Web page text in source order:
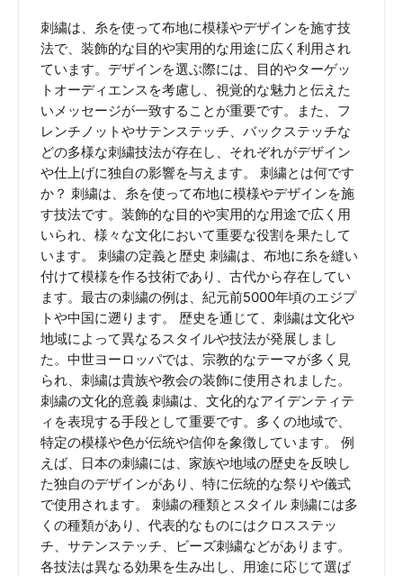
刺繍は、糸を使って布地に模様やデザインを施す技
法で、装飾的な目的や実用的な用途に広く利用され
ています。デザインを選ぶ際には、目的やターゲッ
トオーディエンスを考慮し、視覚的な魅力と伝えた
いメッセージが一致することが重要です。また、フ
レンチノットやサテンステッチ、バックステッチな
どの多様な刺繍技法が存在し、それぞれがデザイン
や仕上げに独自の影響を与えます。 刺繍とは何です
か？ 刺繍は、糸を使って布地に模様やデザインを施
す技法です。装飾的な目的や実用的な用途で広く用
いられ、様々な文化において重要な役割を果たして
います。 刺繍の定義と歴史 刺繍は、布地に糸を縫い
付けて模様を作る技術であり、古代から存在してい
ます。最古の刺繍の例は、紀元前5000年頃のエジプ
トや中国に遡ります。 歴史を通じて、刺繍は文化や
地域によって異なるスタイルや技法が発展しまし
た。中世ヨーロッパでは、宗教的なテーマが多く見
られ、刺繍は貴族や教会の装飾に使用されました。
刺繍の文化的意義 刺繍は、文化的なアイデンティテ
ィを表現する手段として重要です。多くの地域で、
特定の模様や色が伝統や信仰を象徴しています。 例
えば、日本の刺繍には、家族や地域の歴史を反映し
た独自のデザインがあり、特に伝統的な祭りや儀式
で使用されます。 刺繍の種類とスタイル 刺繍には多
くの種類があり、代表的なものにはクロスステッ
チ、サテンステッチ、ビーズ刺繍などがあります。
各技法は異なる効果を生み出し、用途に応じて選ば